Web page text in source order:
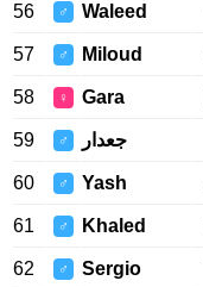
56 ♂ Waleed
57 ♂ Miloud
58 ♀ Gara
59 ♂ جعدار
60 ♂ Yash
61 ♂ Khaled
62 ♂ Sergio